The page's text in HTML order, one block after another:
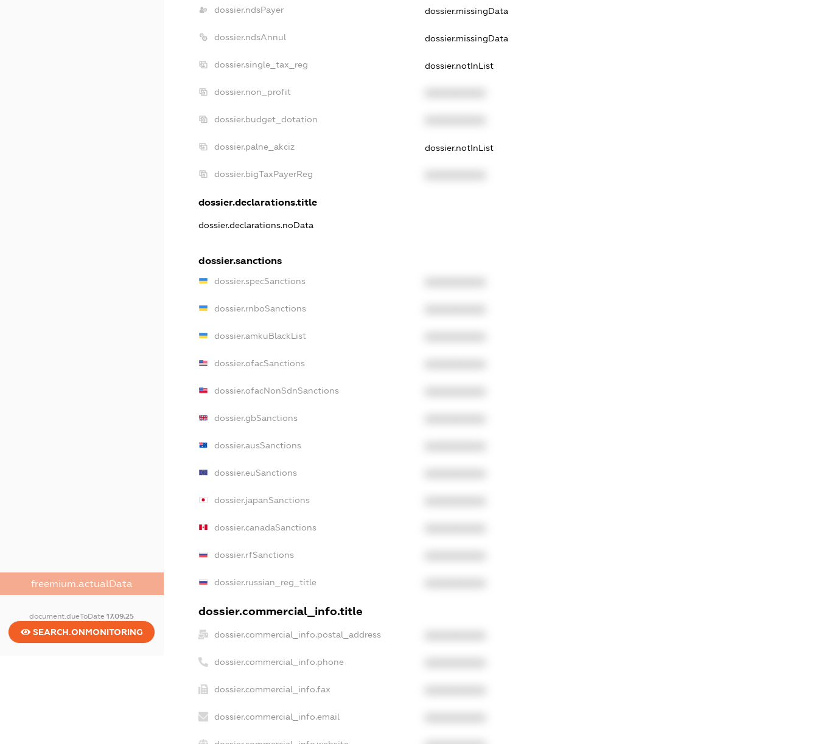
freemium.actualData
document.dueToDate17.09.25
SEARCH.ONMONITORING
dossier.ndsPayer dossier.missingData
dossier.ndsAnnul dossier.missingData
dossier.single_tax_reg dossier.notInList
dossier.non_profit
dossier.budget_dotation
dossier.palne_akciz dossier.notInList
dossier.bigTaxPayerReg
dossier.declarations.title
dossier.declarations.noData
dossier.sanctions
dossier.specSanctions
dossier.rnboSanctions
dossier.amkuBlackList
dossier.ofacSanctions
dossier.ofacNonSdnSanctions
dossier.gbSanctions
dossier.ausSanctions
dossier.euSanctions
dossier.japanSanctions
dossier.canadaSanctions
dossier.rfSanctions
dossier.russian_reg_title
dossier.commercial_info.title
dossier.commercial_info.postal_address
dossier.commercial_info.phone
dossier.commercial_info.fax
dossier.commercial_info.email